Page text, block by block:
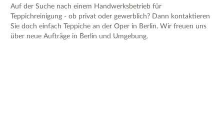
Auf der Suche nach einem Handwerksbetrieb für
Teppichreinigung - ob privat oder gewerblich? Dann kontaktieren
Sie doch einfach Teppiche an der Oper in Berlin. Wir freuen uns
über neue Aufträge in Berlin und Umgebung.